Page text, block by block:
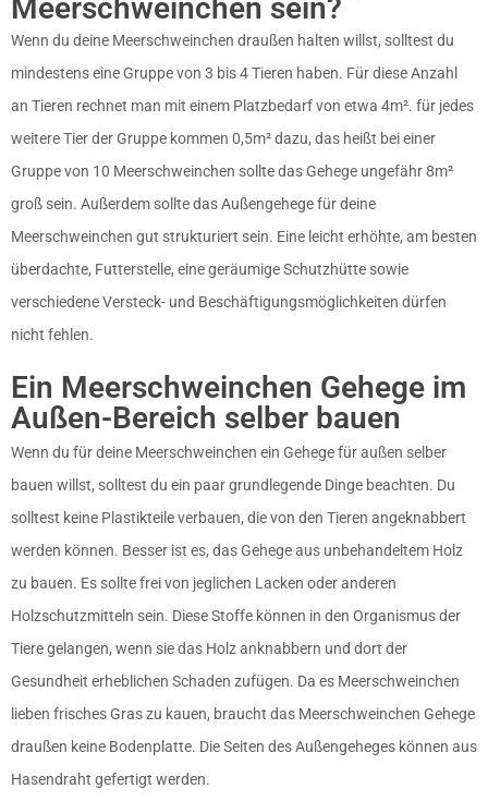
Meerschweinchen sein?
Wenn du deine Meerschweinchen draußen halten willst, solltest du
mindestens eine Gruppe von 3 bis 4 Tieren haben. Für diese Anzahl
an Tieren rechnet man mit einem Platzbedarf von etwa 4m². für jedes
weitere Tier der Gruppe kommen 0,5m² dazu, das heißt bei einer
Gruppe von 10 Meerschweinchen sollte das Gehege ungefähr 8m²
groß sein. Außerdem sollte das Außengehege für deine
Meerschweinchen gut strukturiert sein. Eine leicht erhöhte, am besten
überdachte, Futterstelle, eine geräumige Schutzhütte sowie
verschiedene Versteck- und Beschäftigungsmöglichkeiten dürfen
nicht fehlen.
Ein Meerschweinchen Gehege im
Außen-Bereich selber bauen
Wenn du für deine Meerschweinchen ein Gehege für außen selber
bauen willst, solltest du ein paar grundlegende Dinge beachten. Du
solltest keine Plastikteile verbauen, die von den Tieren angeknabbert
werden können. Besser ist es, das Gehege aus unbehandeltem Holz
zu bauen. Es sollte frei von jeglichen Lacken oder anderen
Holzschutzmitteln sein. Diese Stoffe können in den Organismus der
Tiere gelangen, wenn sie das Holz anknabbern und dort der
Gesundheit erheblichen Schaden zufügen. Da es Meerschweinchen
lieben frisches Gras zu kauen, braucht das Meerschweinchen Gehege
draußen keine Bodenplatte. Die Seiten des Außengeheges können aus
Hasendraht gefertigt werden.